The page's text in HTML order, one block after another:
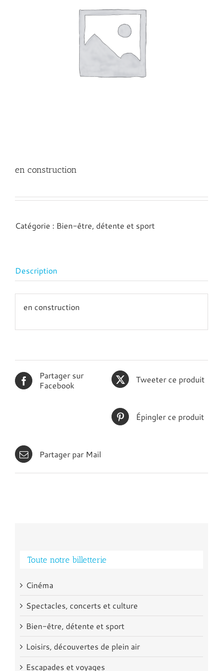
en construction
Catégorie : Bien-être, détente et sport
Description
en construction
Partager sur
Facebook
Tweeter ce produit
Épingler ce produit
Partager par Mail
Toute notre billetterie
Cinéma
Spectacles, concerts et culture
Bien-être, détente et sport
Loisirs, découvertes de plein air
Escapades et voyages